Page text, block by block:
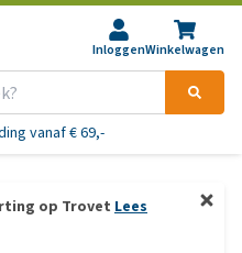
InloggenWinkelwagen
vanaf € 69,-
op Trovet Lees